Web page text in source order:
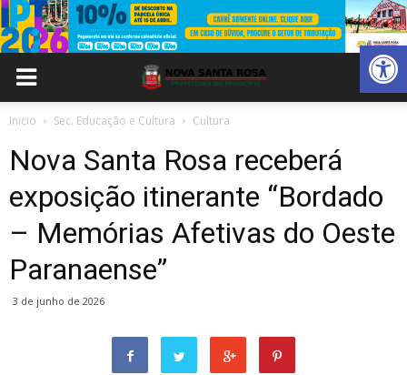
Abrir
Inicio Sec. Educação e Cultura Cultura
Nova Santa Rosa receberá
exposição itinerante “Bordado
– Memórias Afetivas do Oeste
Paranaense”
3 de junho de 2026